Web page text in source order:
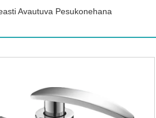
Avautuva Pesukonehana